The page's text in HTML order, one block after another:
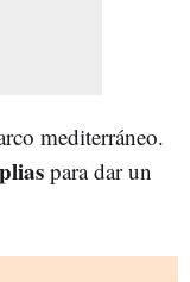
mediterráneo.
para dar un